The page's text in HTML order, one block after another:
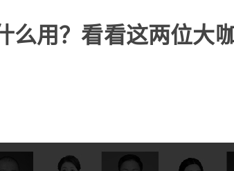
么用？看看这两位大